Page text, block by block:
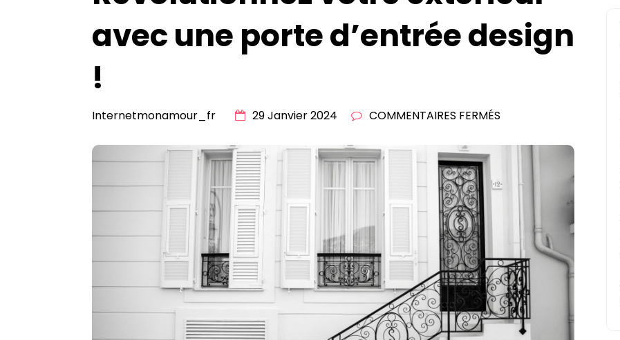
avec une porte d’entrée design
!
Internetmonamour_fr 29 Janvier 2024 COMMENTAIRES FERMÉS
EXTÉRIEUR
AVEC
PORTE
D’ENTRÉE
DESIGN
!